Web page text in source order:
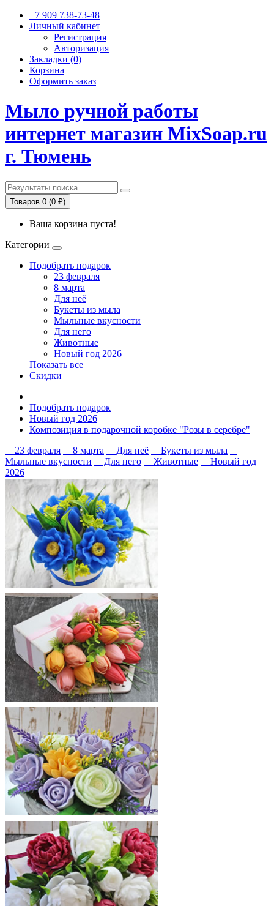
+7 909 738-73-48
Личный кабинет
Регистрация
Авторизация
Закладки (0)
Корзина
Оформить заказ
Мыло ручной работы
интернет магазин MixSoap.ru
г. Тюмень
Товаров 0 (0 ₽)
Ваша корзина пуста!
Категории
Подобрать подарок
23 февраля
8 марта
Для неё
Букеты из мыла
Мыльные вкусности
Для него
Животные
Новый год 2026
Показать все
Скидки
Подобрать подарок
Новый год 2026
Композиция в подарочной коробке "Розы в серебре"
23 февраля
8 марта Для неё
Букеты из мыла
Мыльные вкусности
Для него Животные
Новый год
2026